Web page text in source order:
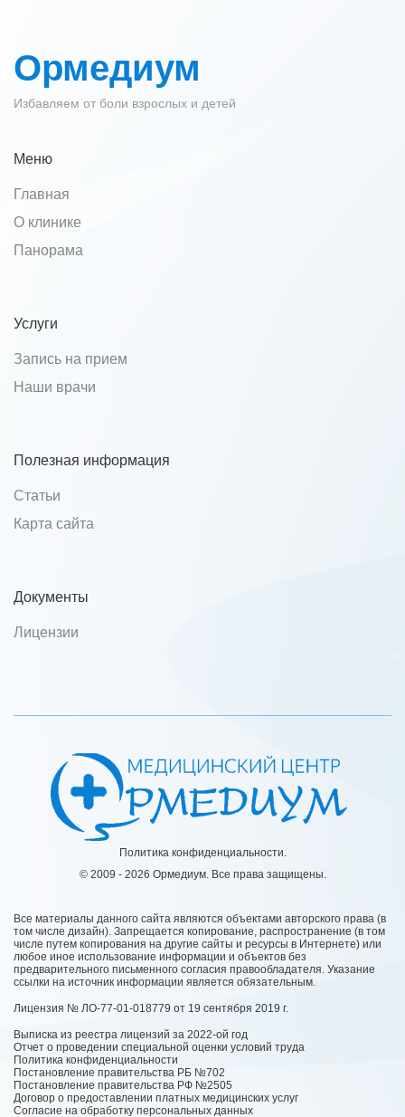
Ормедиум
Избавляем от боли взрослых и детей
Меню
Главная
О клинике
Панорама
Услуги
Запись на прием
Наши врачи
Полезная информация
Статьи
Карта сайта
Документы
Лицензии
Политика конфиденциальности.
© 2009 - 2026 Ормедиум. Все права защищены.
Все материалы данного сайта являются объектами авторского права (в
том числе дизайн). Запрещается копирование, распространение (в том
числе путем копирования на другие сайты и ресурсы в Интернете) или
любое иное использование информации и объектов без
предварительного письменного согласия правообладателя. Указание
ссылки на источник информации является обязательным.
Лицензия № ЛО-77-01-018779 от 19 сентября 2019 г.
Выписка из реестра лицензий за 2022-ой год
Отчет о проведении специальной оценки условий труда
Политика конфиденциальности
Постановление правительства РБ №702
Постановление правительства РФ №2505
Договор о предоставлении платных медицинских услуг
Согласие на обработку персональных данных